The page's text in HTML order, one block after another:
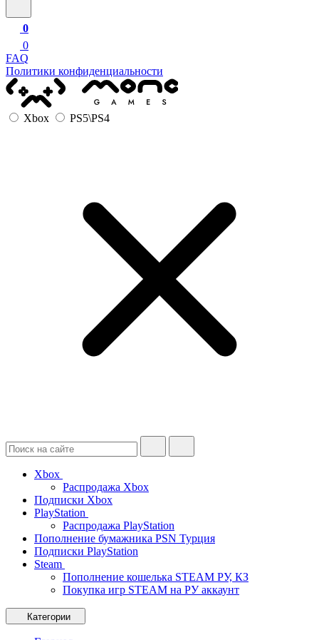
0
0
FAQ
Политики конфиденциальности
Xbox PS5\PS4
Xbox
Распродажа Xbox
Подписки Xbox
PlayStation
Распродажа PlayStation
Пополнение бумажника PSN Турция
Подписки PlayStation
Steam
Пополнение кошелька STEAM РУ, КЗ
Покупка игр STEAM на РУ аккаунт
Категории